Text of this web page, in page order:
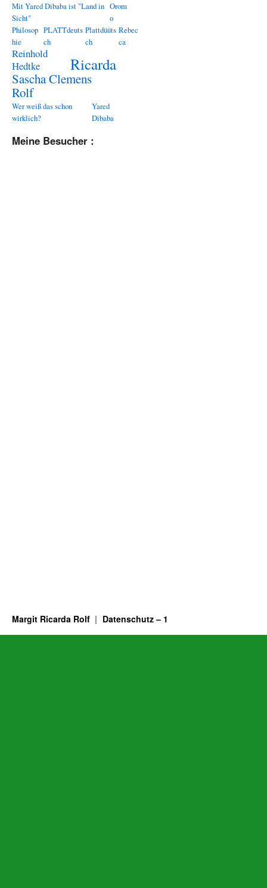
Mit Yared Dibaba ist "Land in
Sicht"
Orom
o
Philosop
hie
PLATTdeuts
ch
Plattdüüts
ch
Rebec
ca
Reinhold
Hedtke
Ricarda
Sascha Clemens
Rolf
Wer weiß das schon
wirklich?
Yared
Dibaba
Meine Besucher :
Margit Ricarda Rolf Datenschutz – 1